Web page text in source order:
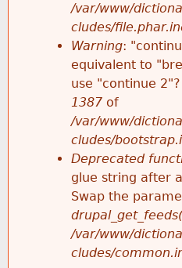
/var/www/
cludes/
Warning:
equivalent to
use "continue
1387 of
/var/www/
cludes/
Deprecated
glue string after
Swap the
/var/www/
cludes/